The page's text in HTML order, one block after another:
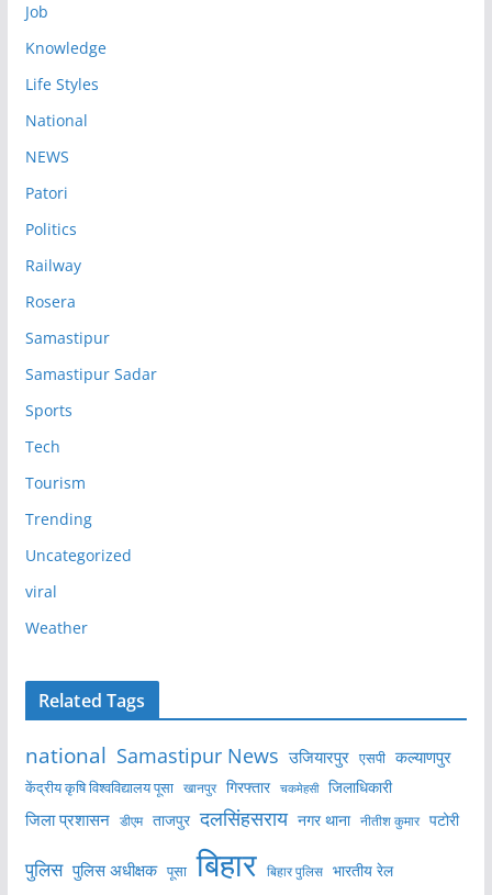
Job
Knowledge
Life Styles
National
NEWS
Patori
Politics
Railway
Rosera
Samastipur
Samastipur Sadar
Sports
Tech
Tourism
Trending
Uncategorized
viral
Weather
Related Tags
national Samastipur News उजियारपुर एसपी कल्याणपुर
केंद्रीय कृषि विश्वविद्यालय पूसा खानपुर गिरफ्तार चकमेहसी जिलाधिकारी
जिला प्रशासन डीएम ताजपुर दलसिंहसराय नगर थाना नीतीश कुमार पटोरी
पुलिस पुलिस अधीक्षक पूसा बिहार बिहार पुलिस भारतीय रेल